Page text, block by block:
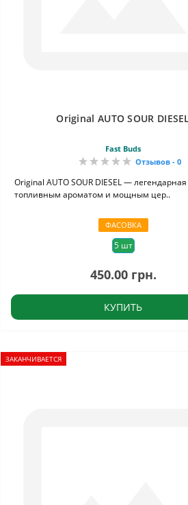
Original AUTO SOUR
Fast Buds
Отзывов - 0
Original AUTO SOUR DIESEL —
топливным ароматом и мощным цер..
ФАСОВКА
5 шт
450.00 грн.
КУПИТЬ
ЗАКАНЧИВАЕТСЯ